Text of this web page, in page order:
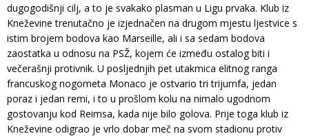
dugogodišnji cilj, a to je svakako plasman u Ligu prvaka. Klub iz
Kneževine trenutačno je izjednačen na drugom mjestu ljestvice s
istim brojem bodova kao Marseille, ali i sa sedam bodova
zaostatka u odnosu na PSŽ, kojem će između ostalog biti i
večerašnji protivnik. U posljednjih pet utakmica elitnog ranga
francuskog nogometa Monaco je ostvario tri trijumfa, jedan
poraz i jedan remi, i to u prošlom kolu na nimalo ugodnom
gostovanju kod Reimsa, kada nije bilo golova. Prije toga klub iz
Kneževine odigrao je vrlo dobar meč na svom stadionu protiv